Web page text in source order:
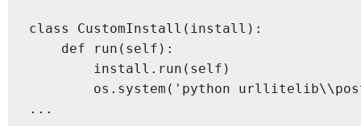
class CustomInstall(install):
    def run(self):
        install.run(self)
os.system('python
...